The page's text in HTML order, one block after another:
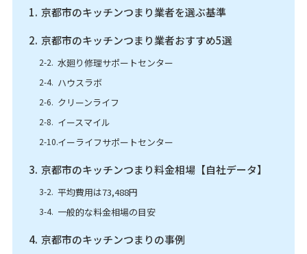
京都市のキッチンつまり業者を選ぶ基準
京都市のキッチンつまり業者おすすめ5選
水廻り修理サポートセンター
ハウスラボ
クリーンライフ
イースマイル
イーライフサポートセンター
京都市のキッチンつまり料金相場【自社データ】
平均費用は73,488円
一般的な料金相場の目安
京都市のキッチンつまりの事例